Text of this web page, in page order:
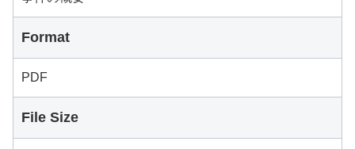
Format
PDF
File Size